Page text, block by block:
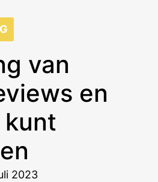
van
en
kunt
2023